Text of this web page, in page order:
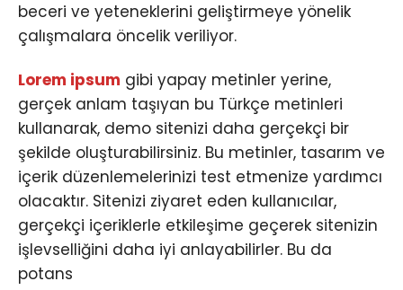
beceri ve yeteneklerini geliştirmeye yönelik
çalışmalara öncelik veriliyor.
Lorem ipsum gibi yapay metinler yerine,
gerçek anlam taşıyan bu Türkçe metinleri
kullanarak, demo sitenizi daha gerçekçi bir
şekilde oluşturabilirsiniz. Bu metinler, tasarım ve
içerik düzenlemelerinizi test etmenize yardımcı
olacaktır. Sitenizi ziyaret eden kullanıcılar,
gerçekçi içeriklerle etkileşime geçerek sitenizin
işlevselliğini daha iyi anlayabilirler. Bu da
potans